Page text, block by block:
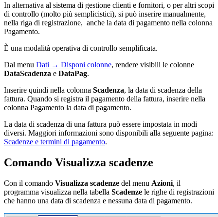
In alternativa al sistema di gestione clienti e fornitori, o per altri scopi
di controllo (molto più semplicistici), si può inserire manualmente,
nella riga di registrazione, anche la data di pagamento nella colonna
Pagamento.
È una modalità operativa di controllo semplificata.
Dal menu Dati → Disponi colonne, rendere visibili le colonne
DataScadenza e DataPag.
Inserire quindi nella colonna Scadenza, la data di scadenza della
fattura. Quando si registra il pagamento della fattura, inserire nella
colonna Pagamento la data di pagamento.
La data di scadenza di una fattura può essere impostata in modi
diversi. Maggiori informazioni sono disponibili alla seguente pagina:
Scadenze e termini di pagamento.
Comando Visualizza scadenze
Con il comando Visualizza scadenze del menu Azioni, il
programma visualizza nella tabella Scadenze le righe di registrazioni
che hanno una data di scadenza e nessuna data di pagamento.